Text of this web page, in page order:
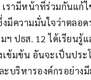
เรามีหน้าที่ร่วมกันแก้
มีความมั่นใจว่าตลอด
ฯ ปธส. 12 ได้เรียนรู้
ข้มข้น อันจะเป็นประ
บริหารองค์กรอย่าง